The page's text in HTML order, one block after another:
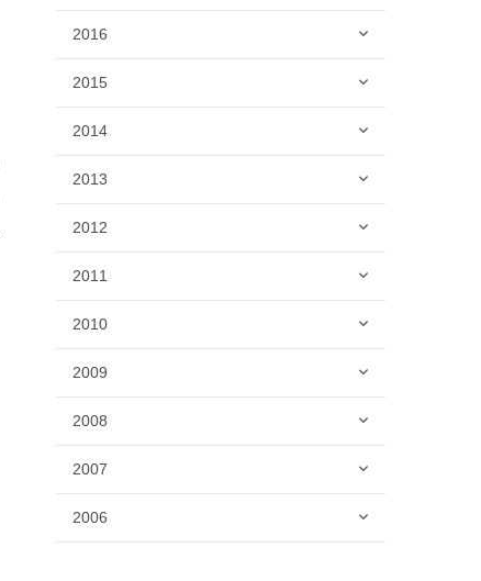
2016
2015
2014
2013
2012
2011
2010
2009
2008
2007
2006